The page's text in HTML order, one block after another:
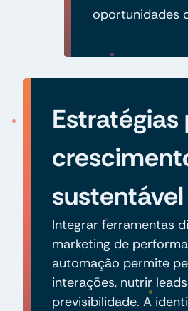
oportunidades
Estratégias
sustentável
Integrar ferramentas
marketing de
automação permite
interações, nutrir
previsibilidade. A